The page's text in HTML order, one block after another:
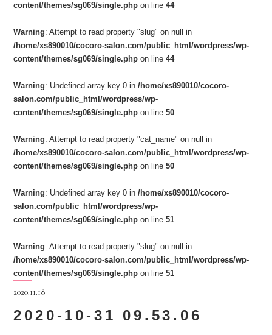
content/themes/sg069/single.php on line44
Warning: Attempt to read property "slug" on null in
/home/xs890010/cocoro-salon.com/public_html/wordpress/wp-
content/themes/sg069/single.php on line44
Warning: Undefined array key 0 in/home/xs890010/cocoro-
salon.com/public_html/wordpress/wp-
content/themes/sg069/single.php on line50
Warning: Attempt to read property "cat_name" on null in
/home/xs890010/cocoro-salon.com/public_html/wordpress/wp-
content/themes/sg069/single.php on line50
Warning: Undefined array key 0 in/home/xs890010/cocoro-
salon.com/public_html/wordpress/wp-
content/themes/sg069/single.php on line51
Warning: Attempt to read property "slug" on null in
/home/xs890010/cocoro-salon.com/public_html/wordpress/wp-
content/themes/sg069/single.php on line51
2020.11.18
2020-10-31 09.53.06